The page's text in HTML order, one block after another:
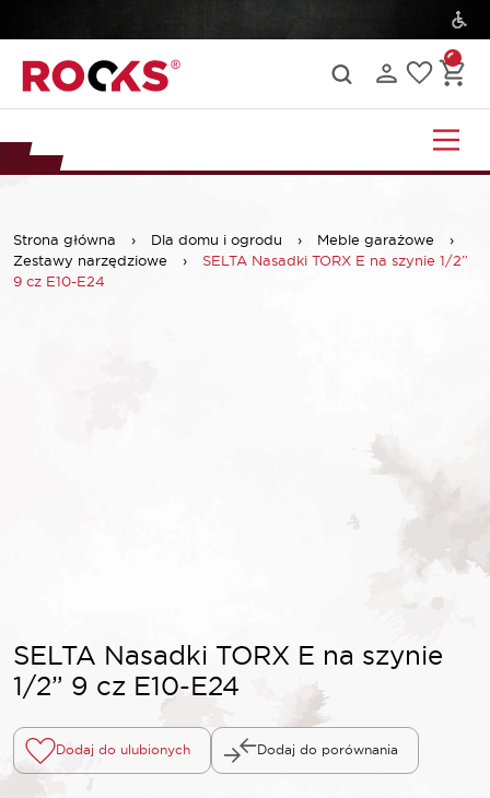
Strona główna › Dla domu i ogrodu › Meble garażowe
›
Zestawy narzędziowe
›
SELTA Nasadki TORX E na szynie 1/2”
9 cz E10-E24
SELTA Nasadki TORX E na szynie
1/2” 9 cz E10-E24
Dodaj do ulubionych Dodaj do porównania